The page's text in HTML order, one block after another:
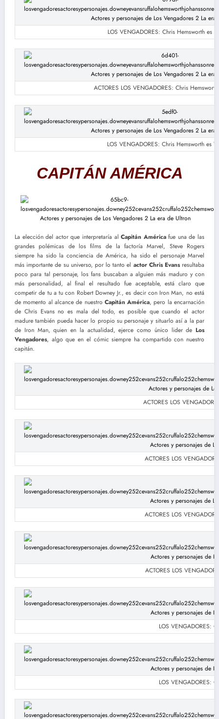
LOS VENGADORES: Chris Hemsworth es
ACTORES LOS VENGADORES: Chris
LOS VENGADORES: Chris Hemsworth es
CAPITÁN AMÉRICA
La elección del actor que interpretaría alCapitán Américafue una de las
grandes polémicas de los films de la factoría Marvel, Steve Rogers
siempre ha sido la conciencia de América, ha sido el personaje Marvel
más importante de su universo, por lo tanto el actor Chris Evansresultaba
poco para tal personaje, los fans buscaban a alguien más maduro y con
más personalidad, al final el resultado fue aceptable, está claro que
competir de tu a tu con Robert Downey Jr., es decir con Iron Man, no está
de momento al alcance de nuestro Capitán América, pero la encarnación
de Chris Evans no es mala del todo, es posible que cuando el actor
madure también pueda hacer lo propio su personaje y situarlo así a la par
de Iron Man, quien en la actualidad, ejerce como único lider de Los
Vengadores, algo que en el cómic siempre ha compartido con nuestro
capitán.
ACTORES LOS
ACTORES LOS
ACTORES LOS
ACTORES LOS
LOS VENGADORES:
LOS VENGADORES: